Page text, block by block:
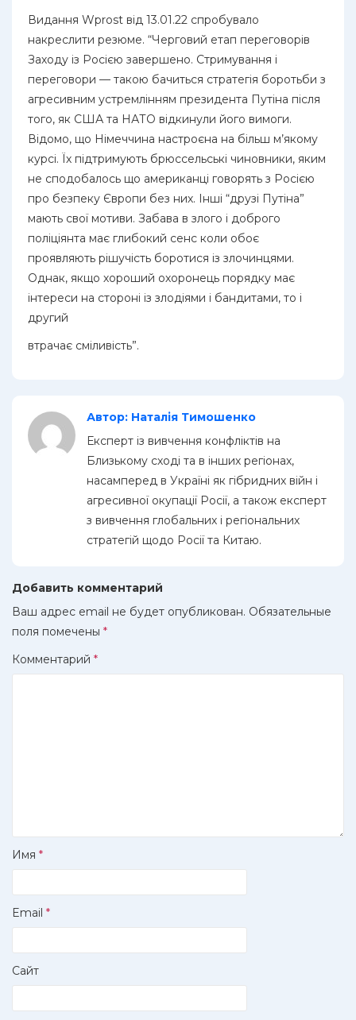
Видання Wprost від 13.01.22 спробувало
накреслити резюме. “Черговий етап переговорів
Заходу із Росією завершено. Стримування і
переговори — такою бачиться стратегія боротьби з
агресивним устремлінням президента Путіна після
того, як США та НАТО відкинули його вимоги.
Відомо, що Німеччина настроєна на більш м’якому
курсі. Їх підтримують брюссельські чиновники, яким
не сподобалось що американці говорять з Росією
про безпеку Європи без них. Інші “друзі Путіна”
мають свої мотиви. Забава в злого і доброго
поліціянта має глибокий сенс коли обоє
проявляють рішучість боротися із злочинцями.
Однак, якщо хороший охоронець порядку має
інтереси на стороні із злодіями і бандитами, то і
другий
втрачає сміливість”.
Автор: Наталія Тимошенко
Експерт із вивчення конфліктів на
Близькому сході та в інших регіонах,
насамперед в Україні як гібридних війн і
агресивної окупації Росії, а також експерт
з вивчення глобальних і регіональних
стратегій щодо Росії та Китаю.
Добавить комментарий
Ваш адрес email не будет опубликован. Обязательные
поля помечены *
Комментарий *
Имя *
Email *
Сайт